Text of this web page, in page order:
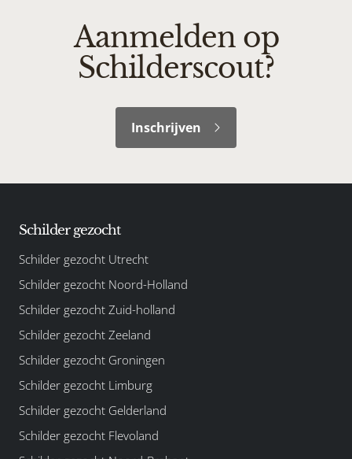
Aanmelden op
Schilderscout?
Inschrijven
Schilder gezocht
Schilder gezocht Utrecht
Schilder gezocht Noord-Holland
Schilder gezocht Zuid-holland
Schilder gezocht Zeeland
Schilder gezocht Groningen
Schilder gezocht Limburg
Schilder gezocht Gelderland
Schilder gezocht Flevoland